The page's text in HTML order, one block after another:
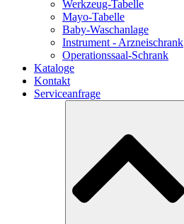
Werkzeug-Tabelle
Mayo-Tabelle
Baby-Waschanlage
Instrument - Arzneischrank
Operationssaal-Schrank
Kataloge
Kontakt
Serviceanfrage